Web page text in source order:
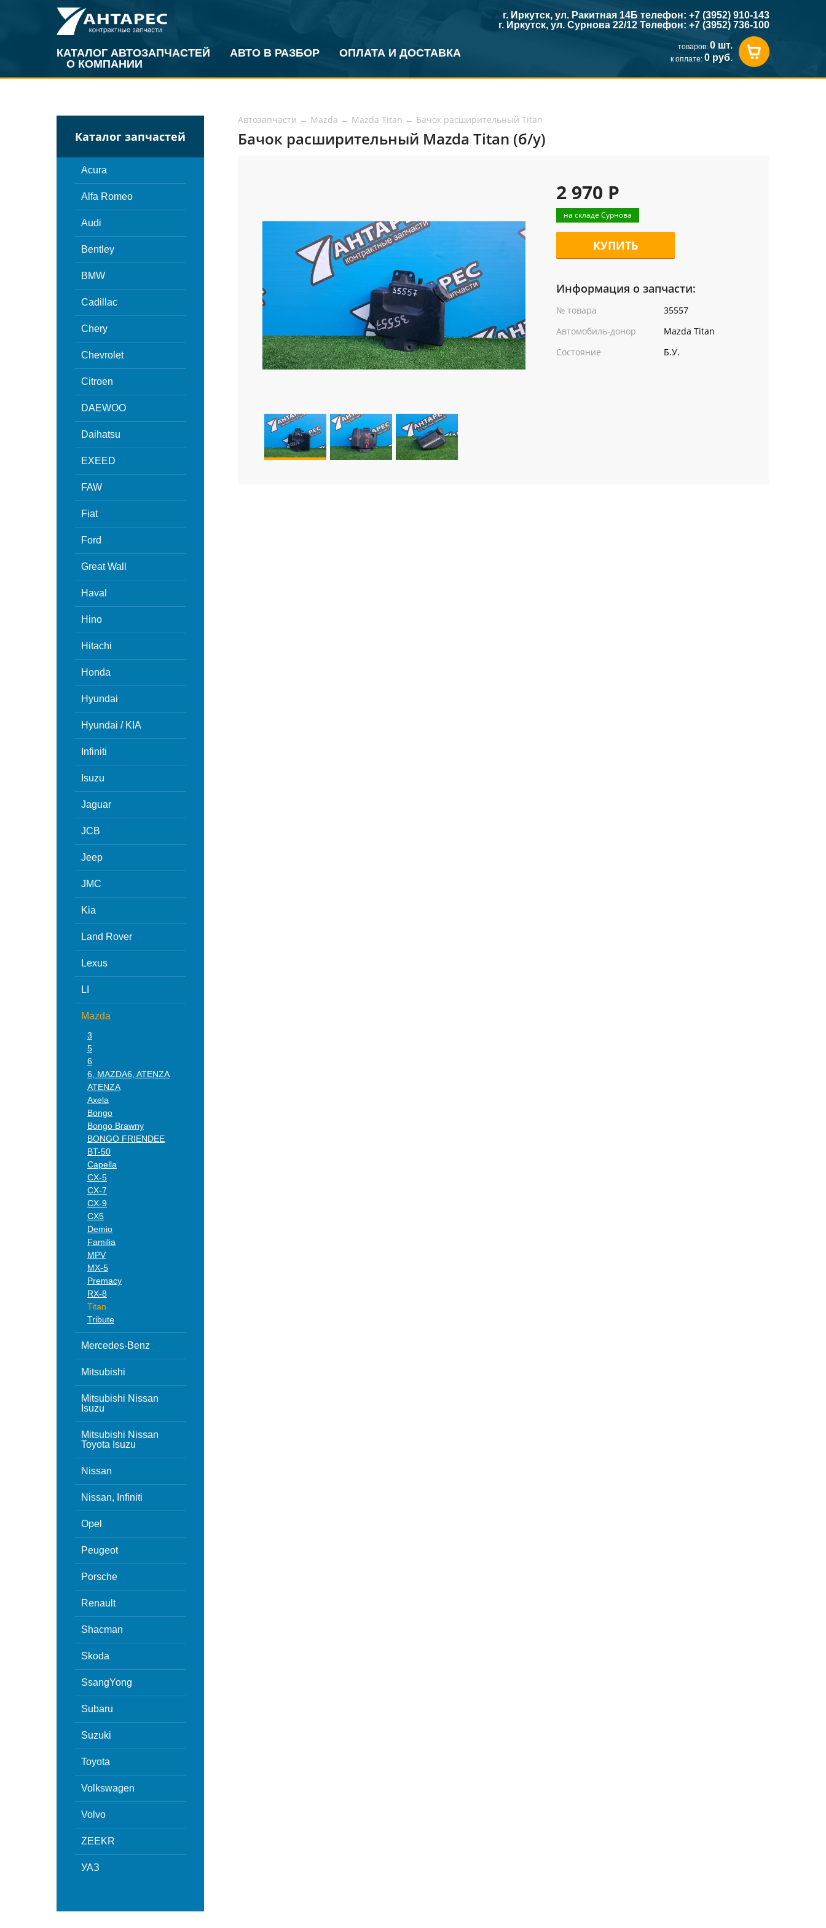
КАТАЛОГ АВТОЗАПЧАСТЕЙ АВТО В РАЗБОР
ОПЛАТА И ДОСТАВКА
О КОМПАНИИ
г. Иркутск, ул. Ракитная 14Б телефон: +7 (3952) 910-143
г. Иркутск, ул. Сурнова 22/12 Телефон: +7 (3952) 736-100
товаров: 0 шт.
к оплате: 0 руб.
Каталог запчастей
Acura
Alfa Romeo
Audi
Bentley
BMW
Cadillac
Chery
Chevrolet
Citroen
DAEWOO
Daihatsu
EXEED
FAW
Fiat
Ford
Great Wall
Haval
Hino
Hitachi
Honda
Hyundai
Hyundai / KIA
Infiniti
Isuzu
Jaguar
JCB
Jeep
JMC
Kia
Land Rover
Lexus
LI
Mazda
3
5
6
6, MAZDA6, ATENZA
ATENZA
Axela
Bongo
Bongo Brawny
BONGO FRIENDEE
BT-50
Capella
CX-5
CX-7
CX-9
CX5
Demio
Familia
MPV
MX-5
Premacy
RX-8
Titan
Tribute
Mercedes-Benz
Mitsubishi
Mitsubishi Nissan
Isuzu
Mitsubishi Nissan
Toyota Isuzu
Nissan
Nissan, Infiniti
Opel
Peugeot
Porsche
Renault
Shacman
Skoda
SsangYong
Subaru
Suzuki
Toyota
Volkswagen
Volvo
ZEEKR
УАЗ
Автозапчасти ← Mazda ← Mazda Titan ← Бачок расширительный Titan
Бачок расширительный Mazda Titan (б/у)
2 970 Р
на складе Сурнова
КУПИТЬ
Информация о запчасти:
№ товара
35557
Автомобиль-донор
Mazda Titan
Состояние
Б.У.